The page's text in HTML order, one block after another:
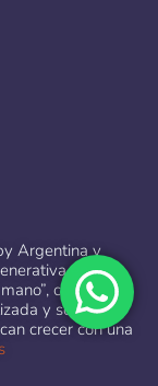
Argentina y
en
con
y soporte
crecer con una